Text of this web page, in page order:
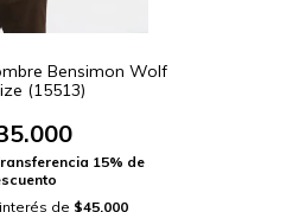
Bensimon Wolf
(15513)
15% de
de $45.000